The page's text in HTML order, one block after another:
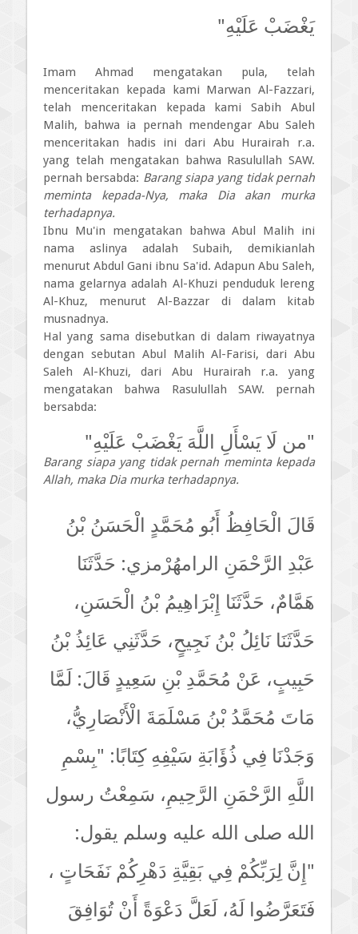
يَغْضَبْ عَلَيْهِ"
Imam Ahmad mengatakan pula, telah
menceritakan kepada kami Marwan Al-Fazzari,
telah menceritakan kepada kami Sabih Abul
Malih, bahwa ia pernah mendengar Abu Saleh
menceritakan hadis ini dari Abu Hurairah r.a.
yang telah mengatakan bahwa Rasulullah SAW.
pernah bersabda: Barang siapa yang tidak pernah
meminta kepada-Nya, maka Dia akan murka
terhadapnya.
Ibnu Mu'in mengatakan bahwa Abul Malih ini
nama aslinya adalah Subaih, demikianlah
menurut Abdul Gani ibnu Sa'id. Adapun Abu Saleh,
nama gelarnya adalah Al-Khuzi penduduk lereng
Al-Khuz, menurut Al-Bazzar di dalam kitab
musnadnya.
Hal yang sama disebutkan di dalam riwayatnya
dengan sebutan Abul Malih Al-Farisi, dari Abu
Saleh Al-Khuzi, dari Abu Hurairah r.a. yang
mengatakan bahwa Rasulullah SAW. pernah
bersabda:
"من لَا يَسْأَلِ اللَّهَ يَغْضَبْ عَلَيْهِ"
Barang siapa yang tidak pernah meminta kepada
Allah, maka Dia murka terhadapnya.
قَالَ الْحَافِظُ أَبُو مُحَمَّدٍ الْحَسَنُ بْنُ
عَبْدِ الرَّحْمَنِ الرامهُرْمزي: حَدَّثَنَا
هَمَّامٌ، حَدَّثَنَا إِبْرَاهِيمُ بْنُ الْحَسَنِ،
حَدَّثَنَا نَائِلُ بْنُ نَجِيحٍ، حَدَّثَنِي عَائِذُ بْنُ
حَبِيبٍ، عَنْ مُحَمَّدِ بْنِ سَعِيدٍ قَالَ: لَمَّا
مَاتَ مُحَمَّدُ بْنُ مَسْلَمَةَ الْأَنْصَارِيُّ،
وَجَدْنَا فِي ذُؤَابَةِ سَيْفِهِ كِتَابًا: "بِسْمِ
اللَّهِ الرَّحْمَنِ الرَّحِيمِ، سَمِعْتُ رسول
الله صلى الله عليه وسلم يقول:
"إِنَّ لِرَبِّكُمْ فِي بَقِيَّةِ دَهْرِكُمْ نَفَحَاتٍ ،
فَتَعَرَّضُوا لَهُ، لَعَلَّ دَعْوَةً أَنْ تُوَافِقَ